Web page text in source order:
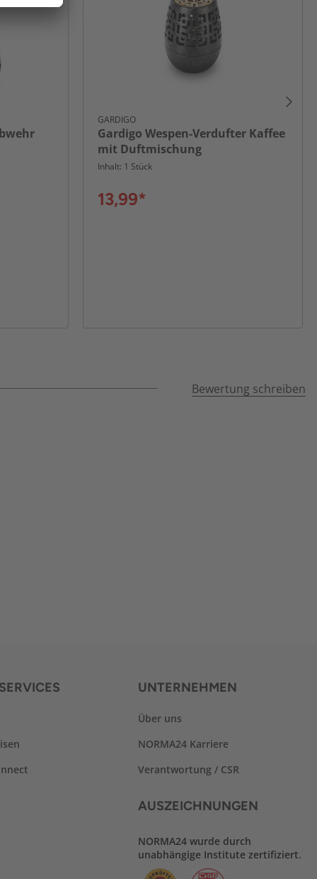
GARDIGO
Gardigo Wespen-Verdufter Kaffee
mit Duftmischung
Inhalt: 1 Stück
13,99*
Bewertung schreiben
UNTERNEHMEN
Über uns
NORMA24 Karriere
Verantwortung / CSR
AUSZEICHNUNGEN
NORMA24 wurde durch
unabhängige Institute zertifiziert.